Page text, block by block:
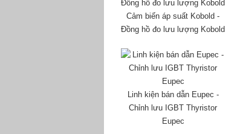
Cảm biến áp suất Kobold -
Đồng hồ đo lưu lượng Kobold
Linh kiện bán dẫn Eupec -
Chỉnh lưu IGBT Thyristor
Eupec